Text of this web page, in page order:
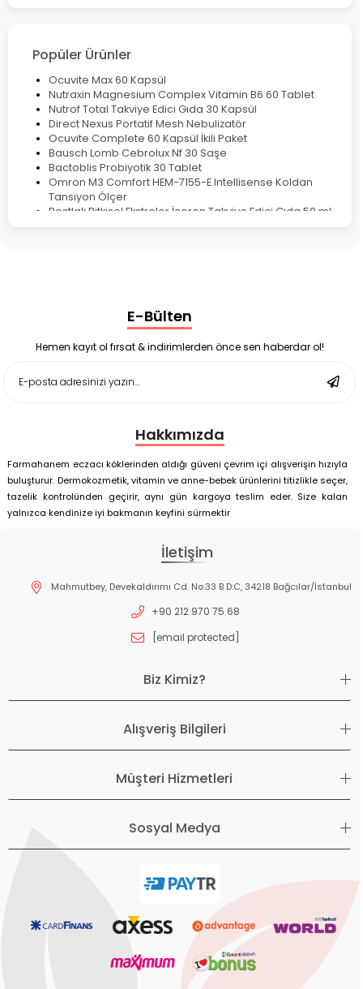
Popüler Ürünler
Ocuvite Max 60 Kapsül
Nutraxin Magnesium Complex Vitamin B6 60 Tablet
Nutrof Total Takviye Edici Gıda 30 Kapsül
Direct Nexus Portatif Mesh Nebulizatör
Ocuvite Complete 60 Kapsül İkili Paket
Bausch Lomb Cebrolux Nf 30 Saşe
Bactoblis Probiyotik 30 Tablet
Omron M3 Comfort HEM-7155-E Intellisense Koldan
Tansiyon Ölçer
Bestlak Bitkisel Ekstreler İçeren Takviye Edici Gıda 50 ml
Enterogermina Family 5 ml 20 Flakon
Deep Flex Stres Azaltıcı ve Enerji Dengeleyici Topraklama
Matı Set 40x60 cm
Deep Flex Stres Azaltıcı ve Enerji Dengeleyici Topraklama
E-Bülten
Hemen kayıt ol fırsat & indirimlerden önce sen haberdar ol!
Hakkımızda
Farmahanem eczacı köklerinden aldığı güveni çevrim içi alışverişin hızıyla
buluşturur. Dermokozmetik, vitamin ve anne-bebek ürünlerini titizlikle seçer,
tazelik kontrolünden geçirir, aynı gün kargoya teslim eder. Size kalan
yalnızca kendinize iyi bakmanın keyfini sürmektir
İletişim
Mahmutbey, Devekaldırımı Cd. No:33 B D:C, 34218 Bağcılar/İstanbul
+90 212 970 75 68
[email protected]
Biz Kimiz?
Alışveriş Bilgileri
Müşteri Hizmetleri
Sosyal Medya